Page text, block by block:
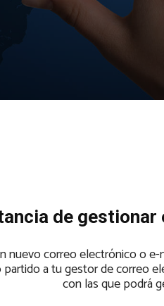
de
correo electrónico o
a tu gestor de correo
con las que podrá